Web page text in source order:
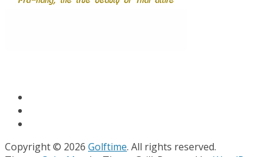
Copyright © 2026 Golftime. All rights reserved.